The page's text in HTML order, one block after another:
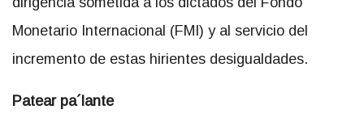
Monetario Internacional (FMI) y al servicio del
incremento de estas hirientes desigualdades.
Patear pa´lante